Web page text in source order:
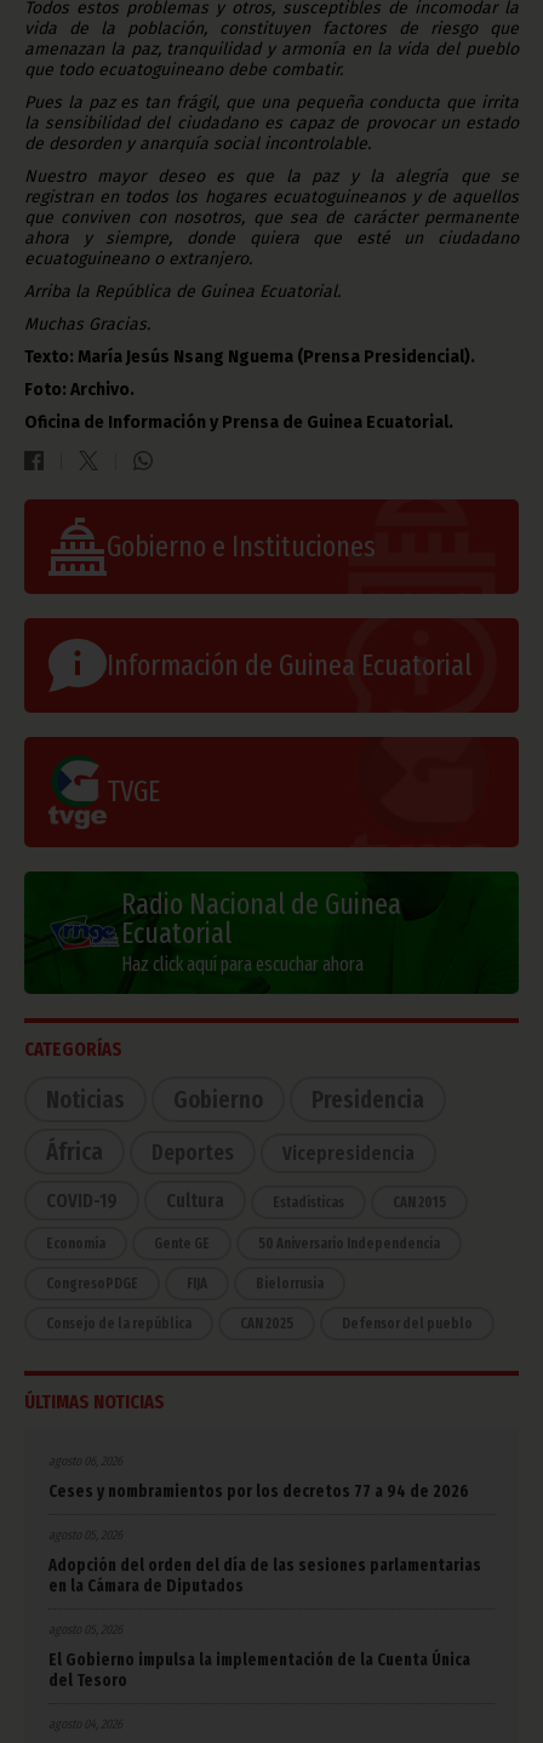
Todos estos problemas y otros, susceptibles de incomodar la
vida de la población, constituyen factores de riesgo que
amenazan la paz, tranquilidad y armonía en la vida del pueblo
que todo ecuatoguineano debe combatir.
Pues la paz es tan frágil, que una pequeña conducta que irrita
la sensibilidad del ciudadano es capaz de provocar un estado
de desorden y anarquía social incontrolable.
Nuestro mayor deseo es que la paz y la alegría que se
registran en todos los hogares ecuatoguineanos y de aquellos
que conviven con nosotros, que sea de carácter permanente
ahora y siempre, donde quiera que esté un ciudadano
ecuatoguineano o extranjero.
Arriba la República de Guinea Ecuatorial.
Muchas Gracias.
Texto: María Jesús Nsang Nguema (Prensa Presidencial).
Foto: Archivo.
Oficina de Información y Prensa de Guinea Ecuatorial.
Gobierno e Instituciones
Información de Guinea Ecuatorial
TVGE
Radio Nacional de Guinea
Ecuatorial
Haz click aquí para escuchar ahora
CATEGORÍAS
Noticias Gobierno
Presidencia
África
Deportes Vicepresidencia
COVID-19 Cultura Estadísticas CAN 2015
Economía Gente GE 50 Aniversario Independencia
CongresoPDGE FIJA Bielorrusia
Consejo de la república CAN 2025 Defensor del pueblo
ÚLTIMAS NOTICIAS
agosto 06, 2026
Ceses y nombramientos por los decretos 77 a 94 de 2026
Adopción del orden del día de las sesiones parlamentarias
en la Cámara de Diputados
El Gobierno impulsa la implementación de la Cuenta Única
del Tesoro
agosto 04, 2026